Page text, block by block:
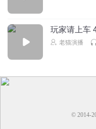
玩家请上车
老猫演播
© 2014-